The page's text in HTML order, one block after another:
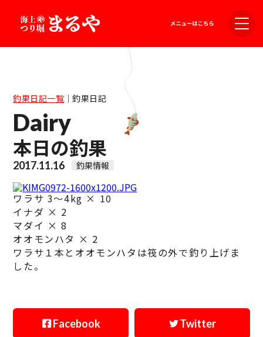
釣果日記一覧｜釣果日記
Dairy
本日の釣果
2017.11.16 釣果情報
ワラサ 3～4kg × 10
イナダ × 2
マダイ × 8
オオモンハタ × 2
ワラサ１本とオオモンハタは筏の外で釣り上げま
した。
Facebook Twitter